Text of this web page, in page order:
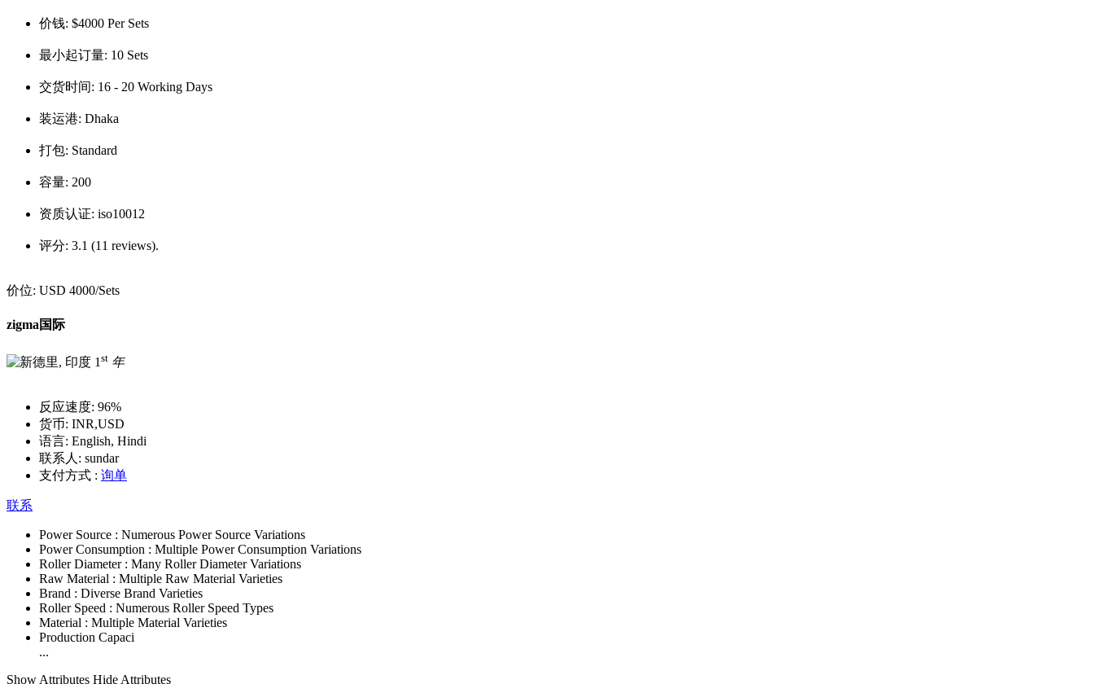
价钱: $4000 Per Sets
最小起订量: 10 Sets
交货时间: 16 - 20 Working Days
装运港: Dhaka
打包: Standard
容量: 200
资质认证: iso10012
评分: 3.1 (11 reviews).
价位: USD 4000/Sets
zigma国际
1 st 年
反应速度: 96%
货币: INR,USD
语言: English, Hindi
联系人: sundar
支付方式 : 询单
联系
Power Source : Numerous Power Source Variations
Power Consumption : Multiple Power Consumption Variations
Roller Diameter : Many Roller Diameter Variations
Raw Material : Multiple Raw Material Varieties
Brand : Diverse Brand Varieties
Roller Speed : Numerous Roller Speed Types
Material : Multiple Material Varieties
Production Capaci
...
Show Attributes Hide Attributes